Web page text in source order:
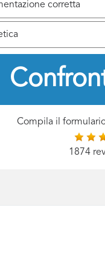
corretta
Compila il
1874